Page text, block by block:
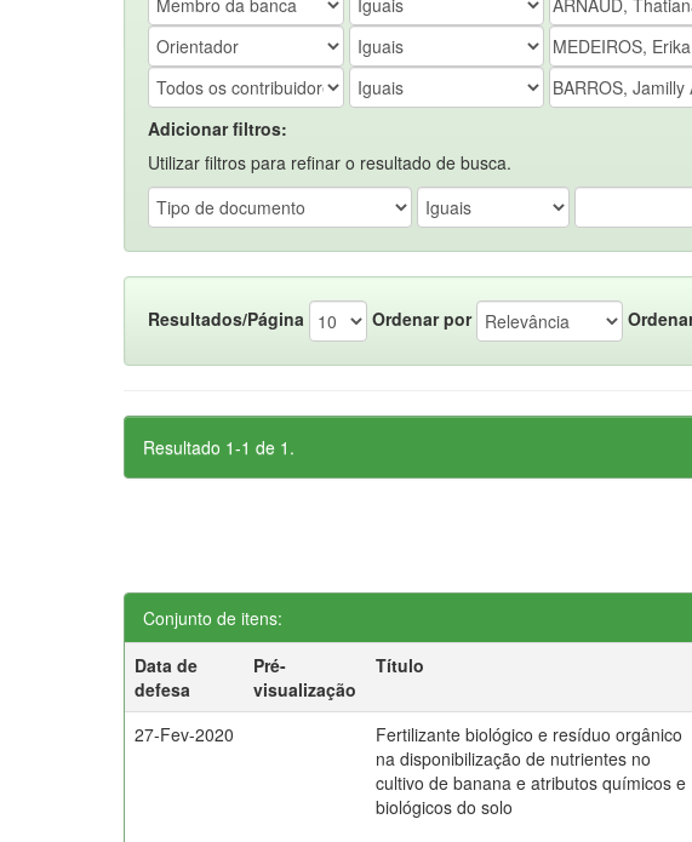
Adicionar filtros:
Utilizar filtros para refinar o resultado de busca.
Resultados/Página Ordenar por
Resultado 1-1 de 1.
Conjunto de itens:
Data de
defesa
Pré-
visualização
Título
27-Fev-2020
Fertilizante biológico e resíduo orgânico
na disponibilização de nutrientes no
cultivo de banana e atributos químicos e
biológicos do solo